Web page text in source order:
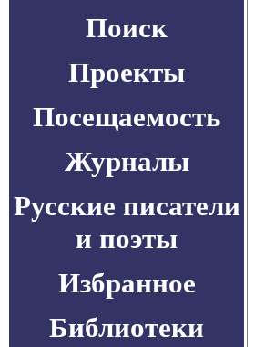
Поиск
Проекты
Посещаемость
Журналы
Русские писатели
и поэты
Избранное
Библиотеки